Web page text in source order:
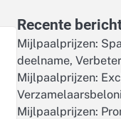
Recente
Mijlpaalprijzen:
deelname,
Mijlpaalprijzen:
Mijlpaalprijzen: